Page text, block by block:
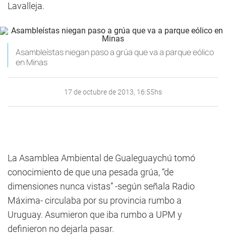
Lavalleja.
Asambleístas niegan paso a grúa que va a parque eólico
en Minas
17 de octubre de 2013, 16:55hs
La Asamblea Ambiental de Gualeguaychú tomó
conocimiento de que una pesada grúa, “de
dimensiones nunca vistas” -según señala Radio
Máxima- circulaba por su provincia rumbo a
Uruguay. Asumieron que iba rumbo a UPM y
definieron no dejarla pasar.